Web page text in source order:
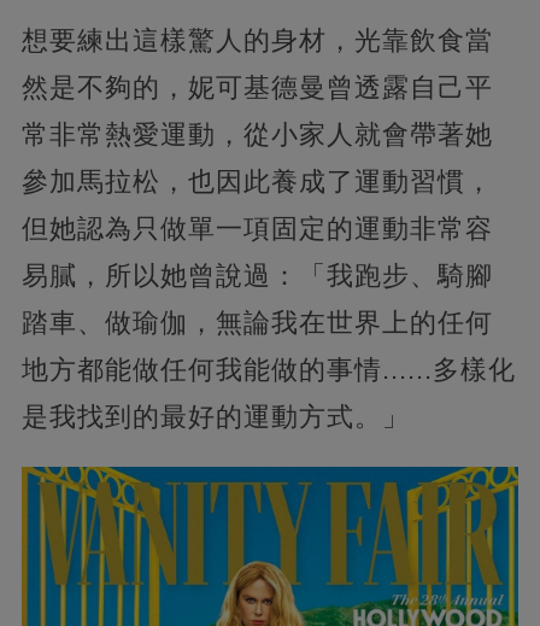
想要練出這樣驚人的身材，光靠飲食當
然是不夠的，妮可基德曼曾透露自己平
常非常熱愛運動，從小家人就會帶著她
參加馬拉松，也因此養成了運動習慣，
但她認為只做單一項固定的運動非常容
易膩，所以她曾說過：「我跑步、騎腳
踏車、做瑜伽，無論我在世界上的任何
地方都能做任何我能做的事情......多樣化
是我找到的最好的運動方式。」